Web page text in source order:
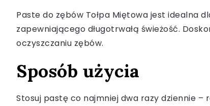
Paste do zębów Tołpa Miętowa jest idealna
zapewniającego długotrwałą świeżość.
oczyszczaniu zębów.
Sposób użycia
Stosuj pastę co najmniej dwa razy dziennie –